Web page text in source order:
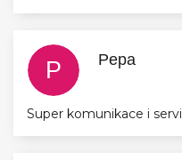
P Pepa
Hodnocení
Super komunikace i